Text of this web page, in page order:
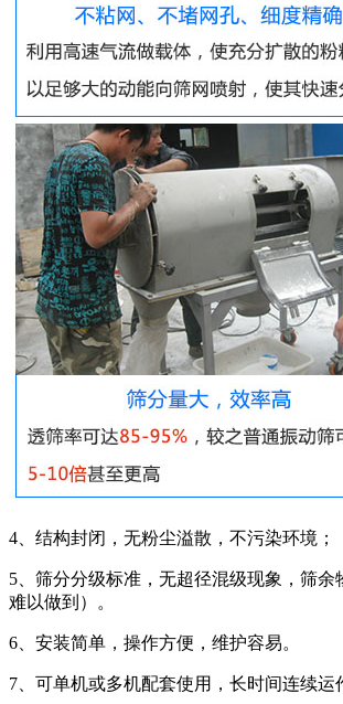
4、结构封闭，无粉尘溢散，不污染环境；
5、筛分分级标准，无超径混级现象，筛余
难以做到）。
6、安装简单，操作方便，维护容易。
7、可单机或多机配套使用，长时间连续运